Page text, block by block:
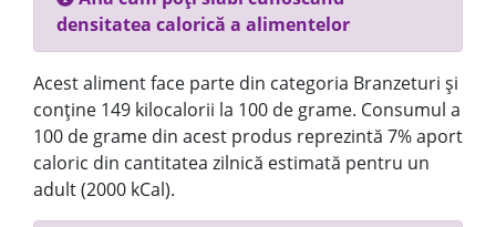
densitatea calorică a alimentelor
Acest aliment face parte din categoria Branzeturi și
conține 149 kilocalorii la 100 de grame. Consumul a
100 de grame din acest produs reprezintă 7% aport
caloric din cantitatea zilnică estimată pentru un
adult (2000 kCal).